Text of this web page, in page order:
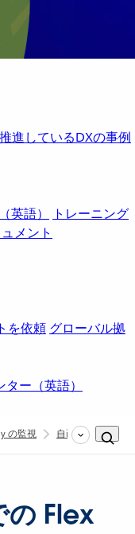
進しているDXの事例
英語）
トレーニング
ュメント
を依頼 グローバル拠
ー（英語）
の監視 自己管理ローカ
の Flex